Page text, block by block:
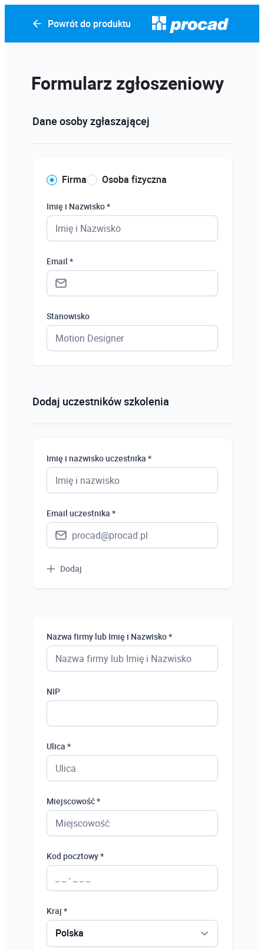
Powrót do produktu
Formularz zgłoszeniowy
Dane osoby zgłaszającej
Firma Osoba fizyczna
Imię i Nazwisko *
Email *
Stanowisko
Dodaj uczestników szkolenia
Imię i nazwisko uczestnika *
Email uczestnika *
Dodaj
Nazwa firmy lub Imię i Nazwisko *
NIP
Ulica *
Miejscowość *
Kod pocztowy *
Kraj *
Polska
Uczeń
Bezrobotny